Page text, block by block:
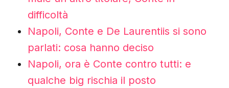
difficoltà
Napoli, Conte e De Laurentiis si sono
parlati: cosa hanno deciso
Napoli, ora è Conte contro tutti: e
qualche big rischia il posto